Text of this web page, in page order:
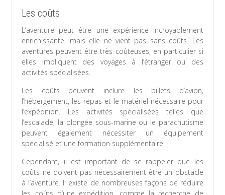
Les coûts
L’aventure peut être une expérience incroyablement
enrichissante, mais elle ne vient pas sans coûts. Les
aventures peuvent être très coûteuses, en particulier si
elles impliquent des voyages à l’étranger ou des
activités spécialisées.
Les coûts peuvent inclure les billets d’avion,
l’hébergement, les repas et le matériel nécessaire pour
l’expédition. Les activités spécialisées telles que
l’escalade, la plongée sous-marine ou le parachutisme
peuvent également nécessiter un équipement
spécialisé et une formation supplémentaire.
Cependant, il est important de se rappeler que les
coûts ne doivent pas nécessairement être un obstacle
à l’aventure. Il existe de nombreuses façons de réduire